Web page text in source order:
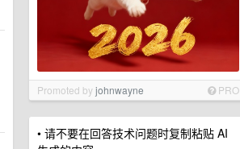
Promoted byjohnwayne PRO
• 请不要在回答技术问题时复制粘贴 AI